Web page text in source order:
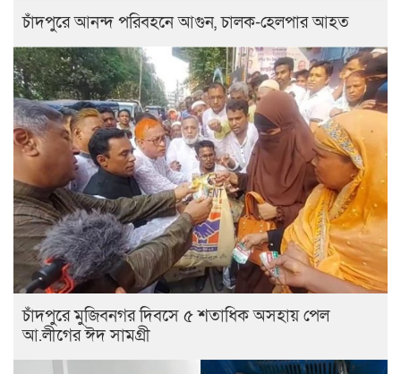
চাঁদপুরে আনন্দ পরিবহনে আগুন, চালক-হেলপার আহত
চাঁদপুরে মুজিবনগর দিবসে ৫ শতাধিক অসহায় পেল
আ.লীগের ঈদ সামগ্রী